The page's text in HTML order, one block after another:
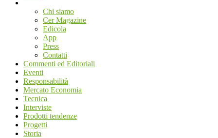
Chi siamo
Cer Magazine
Edicola
App
Press
Contatti
Commenti ed Editoriali
Eventi
Responsabilità
Mercato Economia
Tecnica
Interviste
Prodotti tendenze
Progetti
Storia